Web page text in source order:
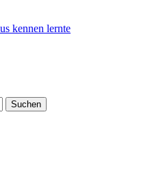
kennen lernte